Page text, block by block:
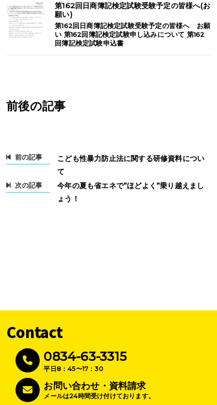
第162回日商簿記検定試験受験予定の皆様へ(お
願い)
第162回日商簿記検定試験受験予定の皆様へ お願
い 第162回簿記検定試験申し込みについて 第162
回簿記検定試験申込書
前後の記事
前の記事
こども性暴力防止法に関する研修資料につい
て
次の記事
今年の夏も省エネで”ほどよく”乗り越えまし
ょう！
Contact
0834-63-3315
平日8：45〜17：30
お問い合わせ・資料請求
メールは24時間受け付けております。